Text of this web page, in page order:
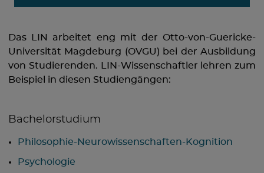
Das LIN arbeitet eng mit der Otto-von-Guericke-
Universität Magdeburg (OVGU) bei der Ausbildung
von Studierenden. LIN-Wissenschaftler lehren zum
Beispiel in diesen Studiengängen:
Bachelorstudium
Philosophie-Neurowissenschaften-Kognition
Psychologie